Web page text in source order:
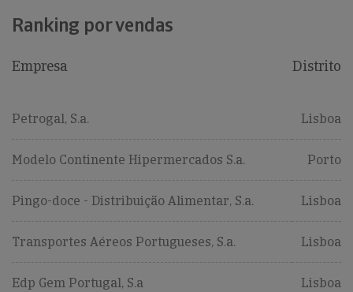
Ranking por vendas
Empresa Distrito
Petrogal, S.a. Lisboa
Modelo Continente Hipermercados S.a. Porto
Pingo-doce - Distribuição Alimentar, S.a. Lisboa
Transportes Aéreos Portugueses, S.a. Lisboa
Edp Gem Portugal, S.a Lisboa